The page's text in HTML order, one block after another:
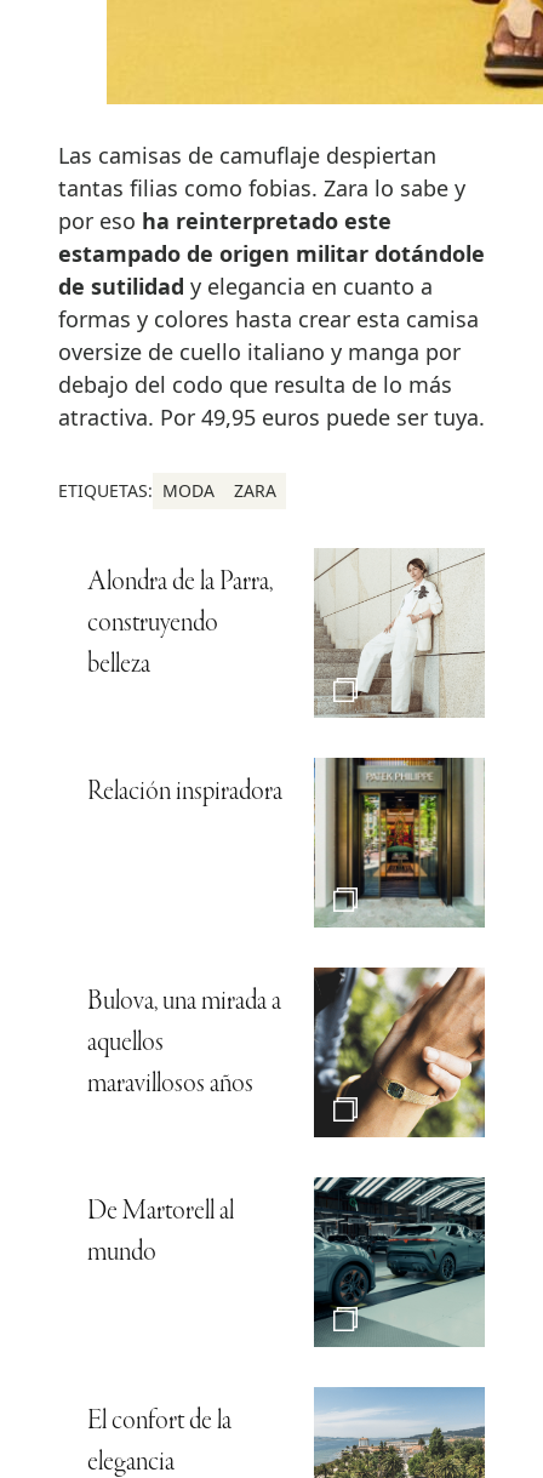
Las camisas de camuflaje despiertan
tantas filias como fobias. Zara lo sabe y
por eso ha reinterpretado este
estampado de origen militar dotándole
de sutilidad y elegancia en cuanto a
formas y colores hasta crear esta camisa
oversize de cuello italiano y manga por
debajo del codo que resulta de lo más
atractiva. Por 49,95 euros puede ser tuya.
ETIQUETAS: MODA ZARA
Alondra de la Parra,
construyendo
belleza
Relación inspiradora
Bulova, una mirada a
aquellos
maravillosos años
De Martorell al
mundo
El confort de la
elegancia